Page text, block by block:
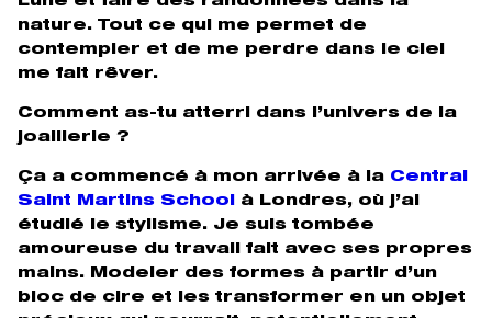
nature. Tout ce qui me permet de
contempler et de me perdre dans le ciel
me fait rêver.
Comment as-tu atterri dans l’univers de la
joaillerie ?
Ça a commencé à mon arrivée à la Central
Saint Martins School
à Londres, où j’ai
étudié le stylisme. Je suis tombée
amoureuse du travail fait avec ses propres
mains. Modeler des formes à partir d’un
bloc de cire et les transformer en un objet